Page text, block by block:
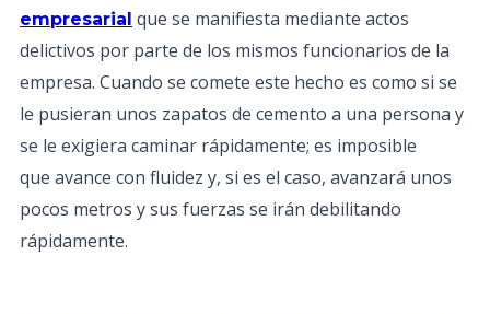
empresarial que se manifiesta mediante actos
delictivos por parte de los mismos funcionarios de la
empresa. Cuando se comete este hecho es como si se
le pusieran unos zapatos de cemento a una persona y
se le exigiera caminar rápidamente; es imposible
que avance con fluidez y, si es el caso, avanzará unos
pocos metros y sus fuerzas se irán debilitando
rápidamente.